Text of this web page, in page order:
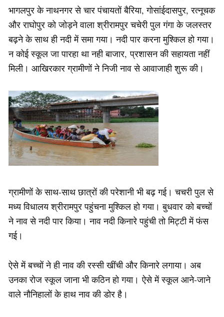
भागलपुर के नाथनगर से चार पंचायतों बैरिया, गोसांईदासपुर, रत्नूचक
और राघोपुर को जोड़ने वाला श्रीरामपुर चचेरी पुल गंगा के जलस्तर
बढ़ने के साथ ही नदी में समा गया। नदी पार करना मुश्किल हो गया।
न कोई स्कूल जा पारहा था नही बाजार, प्रशासन की सहायता नहीं
मिली। आखिरकार ग्रामीणों ने निजी नाव से आवाजाही शुरू की।
ग्रामीणों के साथ-साथ छात्रों की परेशानी भी बढ़ गई। चचरी पुल से
मध्य विधालय श्रीरामपुर पहुंचना मुश्किल हो गया। बुधवार को बच्चों
ने नाव से नदी पार किया। नाव नदी किनारे पहुंची तो मिट्टी में फंस
गई।
ऐसे में बच्चों ने ही नाव की रस्सी खींची और किनारे लगाया। अब
उनका रोज स्कूल जाना भी कठिन हो गया। ऐसे में स्कूल आने-जाने
वाले नौनिहालों के हाथ नाव की डोर है।